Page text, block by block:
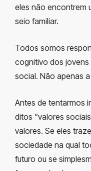
eles não encontrem
seio familiar.
Todos somos
cognitivo dos jovens
social. Não apenas
Antes de tentarmos
ditos “valores
valores. Se eles
sociedade na qual
futuro ou se